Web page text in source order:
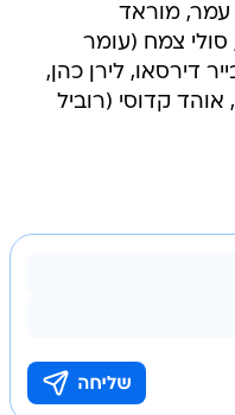
עמר, מוראד
סולי צמח (עומר
דירסאו, לירן כהן,
גולן (פליקס אובוקה 66), אוהד קדוסי (רוביל